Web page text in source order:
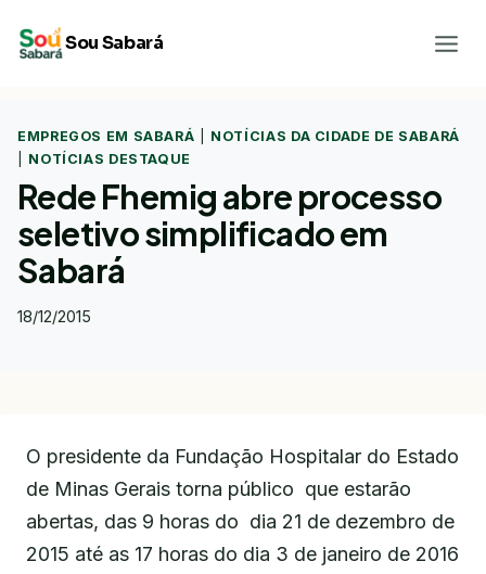
para
Sou Sabará
EMPREGOS EM SABARÁ
NOTÍCIAS DA CIDADE DE SABARÁ
NOTÍCIAS DESTAQUE
Rede Fhemig abre processo
seletivo simplificado em
Sabará
18/12/2015
O presidente da Fundação Hospitalar do Estado
de Minas Gerais torna público que estarão
abertas, das 9 horas do dia 21 de dezembro de
2015 até as 17 horas do dia 3 de janeiro de 2016